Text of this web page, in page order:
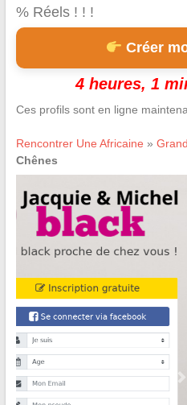
% Réels ! ! !
Créer
4 heures, 1
Ces profils sont en ligne
Rencontrer Une Africaine »
Chênes